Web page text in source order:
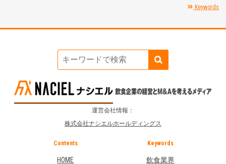
Keywords
運営会社情報：
株式会社ナシエルホールディングス
Contents
HOME
Keywords
飲食業界